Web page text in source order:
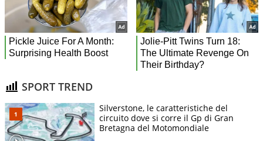
SPORT TREND
Silverstone, le caratteristiche del
circuito dove si corre il Gp di Gran
Bretagna del Motomondiale